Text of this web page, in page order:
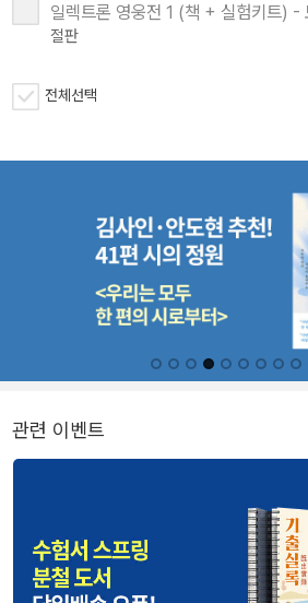
일렉트론 영웅전 1 (책 + 실험키트) -
절판
전체선택
관련 이벤트